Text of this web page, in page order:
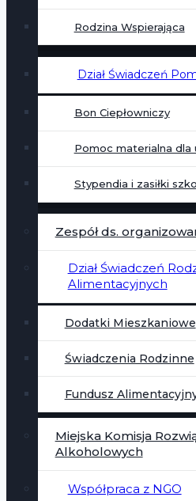
Rodzina Wspierająca
Dział Świadczeń
Bon Ciepłowniczy
Pomoc materialna dla
Stypendia i zasiłki
Zespół ds.
Dział Świadczeń
Alimentacyjnych
Dodatki Mieszkaniowe
Świadczenia Rodzinne
Fundusz
Miejska Komisja
Alkoholowych
Współpraca z NGO